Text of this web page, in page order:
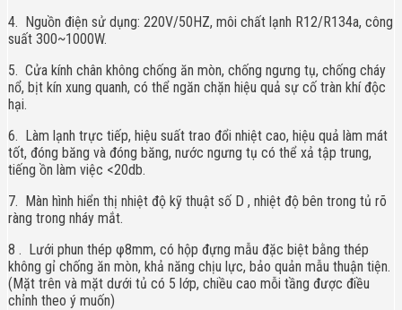
4. Nguồn điện sử dụng: 220V/50HZ, môi chất lạnh R12/R134a, công
suất 300~1000W.
5. Cửa kính chân không chống ăn mòn, chống ngưng tụ, chống cháy
nổ, bịt kín xung quanh, có thể ngăn chặn hiệu quả sự cố tràn khí độc
hại.
6. Làm lạnh trực tiếp, hiệu suất trao đổi nhiệt cao, hiệu quả làm mát
tốt, đóng băng và đóng băng, nước ngưng tụ có thể xả tập trung,
tiếng ồn làm việc <20db.
7. Màn hình hiển thị nhiệt độ kỹ thuật số D , nhiệt độ bên trong tủ rõ
ràng trong nháy mắt.
8 . Lưới phun thép φ8mm, có hộp đựng mẫu đặc biệt bằng thép
không gỉ chống ăn mòn, khả năng chịu lực, bảo quản mẫu thuận tiện.
(Mặt trên và mặt dưới tủ có 5 lớp, chiều cao mỗi tầng được điều
chỉnh theo ý muốn)